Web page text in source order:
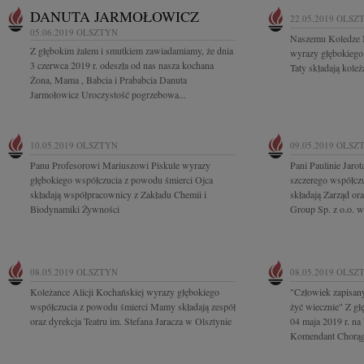
DANUTA JARMOŁOWICZ
05.06.2019 OLSZTYN
Z głębokim żalem i smutkiem zawiadamiamy, że dnia
3 czerwca 2019 r. odeszła od nas nasza kochana
Żona, Mama , Babcia i Prababcia Danuta
Jarmołowicz Uroczystość pogrzebowa...
22.05.2019
Naszemu
wyrazy
Taty składają
10.05.2019 OLSZTYN
Panu Profesorowi Mariuszowi Piskule wyrazy
głębokiego współczucia z powodu śmierci Ojca
składają współpracownicy z Zakładu Chemii i
Biodynamiki Żywności
09.05.2019
Pani Paulinie
szczerego
składają Zarząd
Group Sp. z o.o.
08.05.2019 OLSZTYN
Koleżance Alicji Kochańskiej wyrazy głębokiego
współczucia z powodu śmierci Mamy składają zespół
oraz dyrekcja Teatru im. Stefana Jaracza w Olsztynie
08.05.2019
"Człowiek
żyć wiecznie" Z
04 maja 2019 r. na
Komendant